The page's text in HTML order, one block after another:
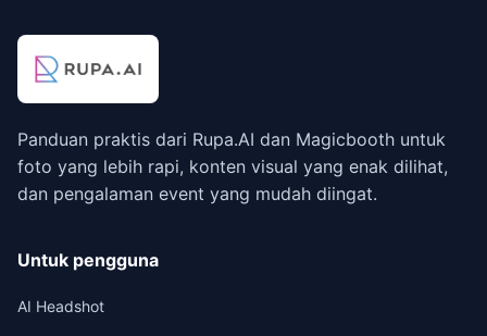
Panduan praktis dari Rupa.AI dan Magicbooth untuk
foto yang lebih rapi, konten visual yang enak dilihat,
dan pengalaman event yang mudah diingat.
Untuk pengguna
AI Headshot